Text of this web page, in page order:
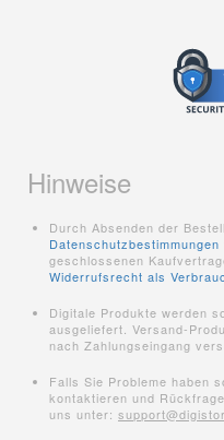
Hinweise
Durch Absenden der
Datenschutzbestimmungen
geschlossenen
Widerrufsrecht als
Digitale Produkte werden
ausgeliefert. Versand-
nach Zahlungseingang
Falls Sie Probleme haben
kontaktieren und
uns unter: